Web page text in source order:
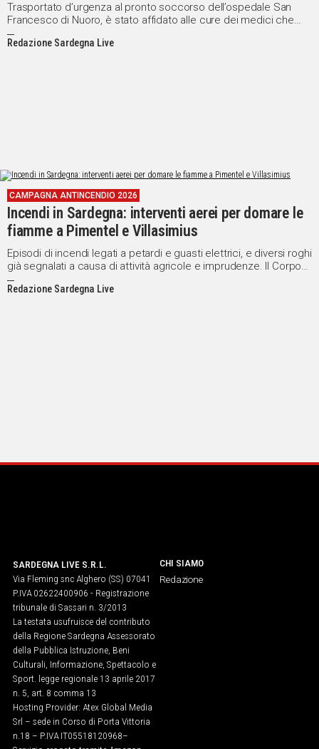
Trasportato d’urgenza al pronto soccorso dell’ospedale San
Francesco di Nuoro, è stato affidato alle cure dei medici che
hanno tentato di salvargli la vita
Redazione Sardegna Live
CAMPAGNA ANTINCENDIO 2026
Incendi in Sardegna: interventi aerei per domare le
fiamme a Pimentel e Villasimius
Episodi di incendi legati a petardi e guasti elettrici, e diversi roghi
già segnalati a causa di attività agricole e imprudenze. Il Corpo
Forestale e i Vigili del Fuoco in azione
Redazione Sardegna Live
SARDEGNA LIVE S.R.L.
Via Fleming snc Alghero (SS) 07041
P.IVA 02622400906 - Registrazione
tribunale di Sassari n. 3/2013
La testata usufruisce del contributo
della Regione Sardegna Assessorato
della Pubblica Istruzione, Beni
Culturali, Informazione, Spettacolo e
Sport. legge regionale 13 aprile 2017
n. 5, art. 8 comma 13
Hosting Provider: Atex Global Media
Srl – sede in Corso di Porta Vittoria
n.18 – P.IVA IT05518120968​–
CHI SIAMO
Redazione